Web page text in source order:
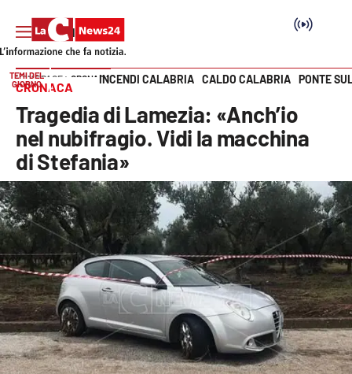
SEZIONI
Cronaca
Politica
Attualità
Economia e lavoro
Italia Mondo
Sanità
Vai
TEMI DEL
GIORNO
INCENDI CALABRIA CALDO CALABRIA PONTE
HOME PAGE CRONACA
CRONACA
Tragedia di Lamezia: «Anch’io
nel nubifragio. Vidi la macchina
di Stefania»